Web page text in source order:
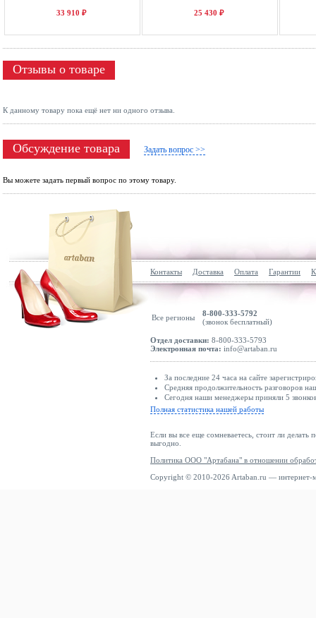
33 910 ₽ 25 430 ₽
Отзывы о товаре
К данному товару пока ещё нет ни одного отзыва.
Обсуждение товара Задать вопрос >>
Вы можете задать первый вопрос по этому товару.
Контакты Доставка Оплата Гарантии
Все регионы
8-800-333-5792
(звонок бесплатный)
Отдел доставки: 8-800-333-5793
Электронная почта: info@artaban.ru
За последние 24 часа на сайте
Средняя продолжительность разговоров
Сегодня наши менеджеры приняли 5
Полная статистика нашей работы
Если вы все еще сомневаетесь, стоит ли делать
выгодно.
Политика ООО "Артабана" в отношении
Copyright © 2010-2026 Artaban.ru — интернет-